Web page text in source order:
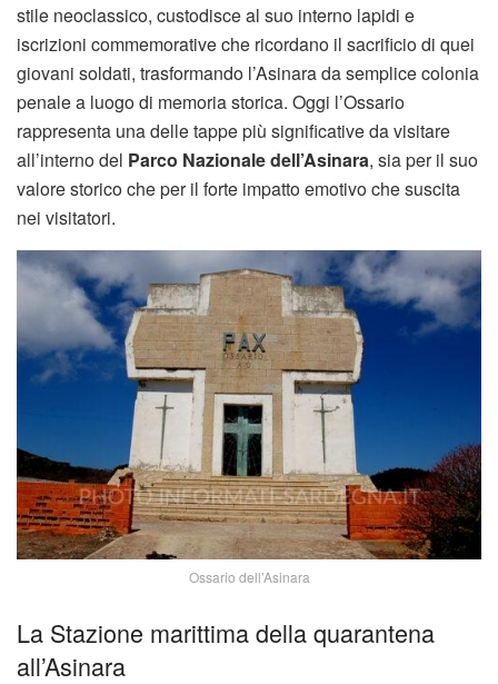
stile neoclassico, custodisce al suo interno lapidi e
iscrizioni commemorative che ricordano il sacrificio di quei
giovani soldati, trasformando l’Asinara da semplice colonia
penale a luogo di memoria storica. Oggi l’Ossario
rappresenta una delle tappe più significative da visitare
all’interno del Parco Nazionale dell’Asinara, sia per il suo
valore storico che per il forte impatto emotivo che suscita
nei visitatori.
Ossario dell’Asinara
La Stazione marittima della quarantena
all’Asinara